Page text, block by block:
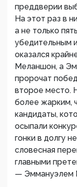
преддверии
На этот раз в
а не только
убедительным
оказался
Меланшон, а
пророчат
второе место.
более жарким,
кандидаты,
осыпали
гонки в долгу
словесная
главными
— Эммануэлем